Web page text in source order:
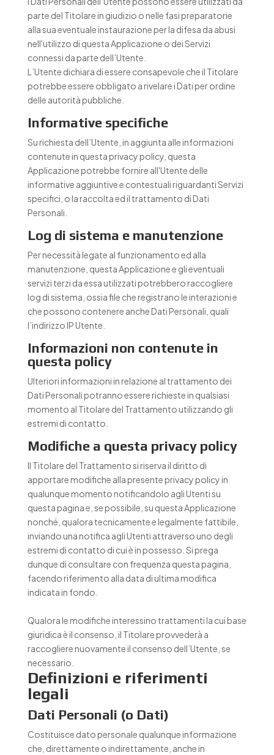
parte del Titolare in giudizio o nelle fasi preparatorie
alla sua eventuale instaurazione per la difesa da abusi
nell'utilizzo di questa Applicazione o dei Servizi
connessi da parte dell’Utente.
L’Utente dichiara di essere consapevole che il Titolare
potrebbe essere obbligato a rivelare i Dati per ordine
delle autorità pubbliche.
Informative specifiche
Su richiesta dell’Utente, in aggiunta alle informazioni
contenute in questa privacy policy, questa
Applicazione potrebbe fornire all'Utente delle
informative aggiuntive e contestuali riguardanti Servizi
specifici, o la raccolta ed il trattamento di Dati
Personali.
Log di sistema e manutenzione
Per necessità legate al funzionamento ed alla
manutenzione, questa Applicazione e gli eventuali
servizi terzi da essa utilizzati potrebbero raccogliere
log di sistema, ossia file che registrano le interazioni e
che possono contenere anche Dati Personali, quali
l’indirizzo IP Utente.
Informazioni non contenute in
questa policy
Ulteriori informazioni in relazione al trattamento dei
Dati Personali potranno essere richieste in qualsiasi
momento al Titolare del Trattamento utilizzando gli
estremi di contatto.
Modifiche a questa privacy policy
Il Titolare del Trattamento si riserva il diritto di
apportare modifiche alla presente privacy policy in
qualunque momento notificandolo agli Utenti su
questa pagina e, se possibile, su questa Applicazione
nonché, qualora tecnicamente e legalmente fattibile,
inviando una notifica agli Utenti attraverso uno degli
estremi di contatto di cui è in possesso. Si prega
dunque di consultare con frequenza questa pagina,
facendo riferimento alla data di ultima modifica
indicata in fondo.
Qualora le modifiche interessino trattamenti la cui base
giuridica è il consenso, il Titolare provvederà a
raccogliere nuovamente il consenso dell’Utente, se
necessario.
Definizioni e riferimenti
legali
Dati Personali (o Dati)
Costituisce dato personale qualunque informazione
che, direttamente o indirettamente, anche in